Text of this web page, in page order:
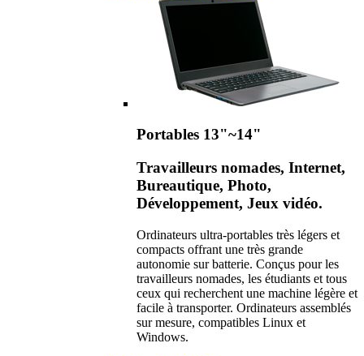
Portables 13"~14"
Travailleurs nomades, Internet,
Bureautique, Photo,
Développement, Jeux vidéo.
Ordinateurs ultra-portables très légers et
compacts offrant une très grande
autonomie sur batterie. Conçus pour les
travailleurs nomades, les étudiants et tous
ceux qui recherchent une machine légère et
facile à transporter. Ordinateurs assemblés
sur mesure, compatibles Linux et
Windows.